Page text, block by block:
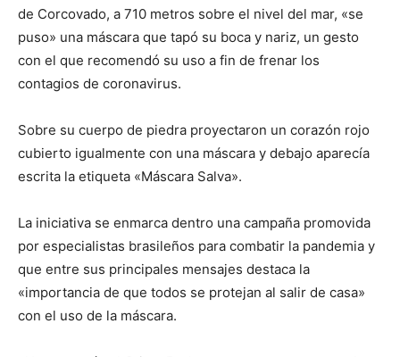
de Corcovado, a 710 metros sobre el nivel del mar, «se
puso» una máscara que tapó su boca y nariz, un gesto
con el que recomendó su uso a fin de frenar los
contagios de coronavirus.
Sobre su cuerpo de piedra proyectaron un corazón rojo
cubierto igualmente con una máscara y debajo aparecía
escrita la etiqueta «Máscara Salva».
La iniciativa se enmarca dentro una campaña promovida
por especialistas brasileños para combatir la pandemia y
que entre sus principales mensajes destaca la
«importancia de que todos se protejan al salir de casa»
con el uso de la máscara.